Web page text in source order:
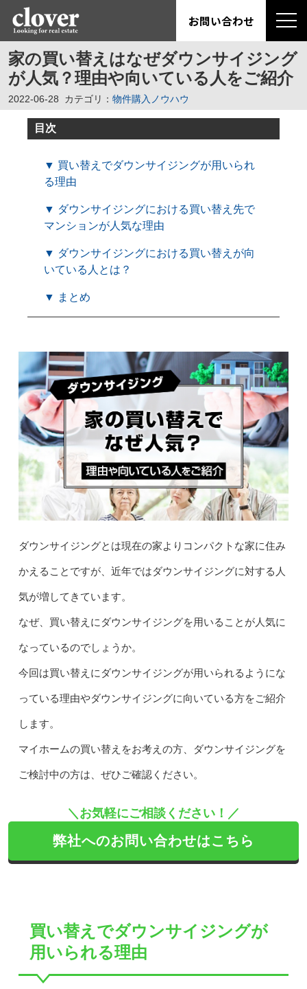
お問い合わせ
家の買い替えはなぜダウンサイジング
が人気？理由や向いている人をご紹介
2022-06-28 カテゴリ： 物件購入ノウハウ
目次
▼ 買い替えでダウンサイジングが用いられ
る理由
▼ ダウンサイジングにおける買い替え先で
マンションが人気な理由
▼ ダウンサイジングにおける買い替えが向
いている人とは？
▼ まとめ
ダウンサイジングとは現在の家よりコンパクトな家に住み
かえることですが、近年ではダウンサイジングに対する人
気が増してきています。
なぜ、買い替えにダウンサイジングを用いることが人気に
なっているのでしょうか。
今回は買い替えにダウンサイジングが用いられるようにな
っている理由やダウンサイジングに向いている方をご紹介
します。
マイホームの買い替えをお考えの方、ダウンサイジングを
ご検討中の方は、ぜひご確認ください。
＼お気軽にご相談ください！／
弊社へのお問い合わせはこちら
買い替えでダウンサイジングが
用いられる理由